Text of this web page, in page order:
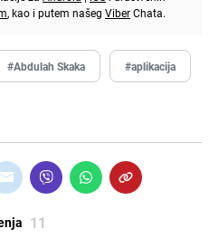
, kao i putem našeg ViberChata.
#Abdulah Skaka #aplikacija
11